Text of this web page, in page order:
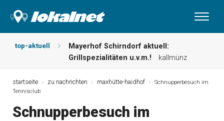
top-aktuell
Mayerhof Schirndorf aktuell:
Grillspezialitäten u.v.m.!
kallmünz
und mehr … burglengenfeld
leserbriefe
startseite zu nachrichten maxhütte-haidhof
Schnupperbesuch im
Tennisclub
Schnupperbesuch im